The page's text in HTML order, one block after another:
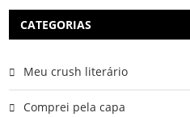
CATEGORIAS
Meu crush literário
Comprei pela capa